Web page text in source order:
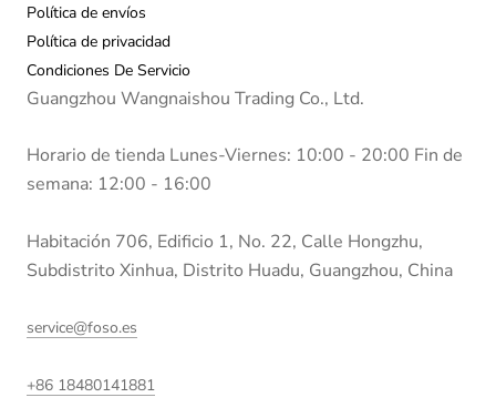
Política de envíos
Política de privacidad
Condiciones De Servicio
Guangzhou Wangnaishou Trading Co., Ltd.
Horario de tienda Lunes-Viernes: 10:00 - 20:00 Fin de
semana: 12:00 - 16:00
Habitación 706, Edificio 1, No. 22, Calle Hongzhu,
Subdistrito Xinhua, Distrito Huadu, Guangzhou, China
service@foso.es
+86 18480141881